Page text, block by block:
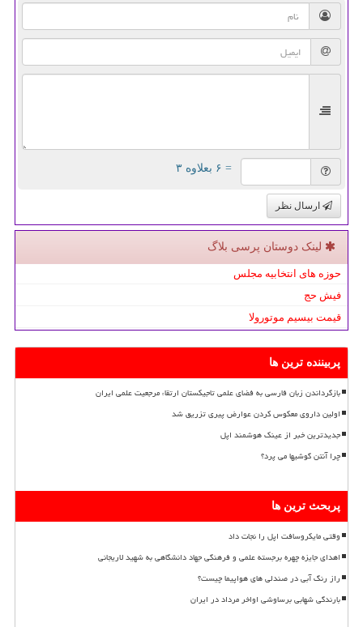
= ۶ بعلاوه ۳
ارسال نظر
لینک دوستان پرسی بلاگ
حوزه های انتخابیه مجلس
فیش حج
قیمت بیسیم موتورولا
پربیننده ترین ها
بازگرداندن زبان فارسی به فضای علمی تاجیکستان ارتقاء مرجعیت علمی ایران
اولین داروی معکوس کردن عوارض پیری تزریق شد
جدیدترین خبر از عینک هوشمند اپل
چرا آنتن گوشیها می پرد؟
پربحث ترین ها
وقتی مایکروسافت اپل را نجات داد
اهدای جایزه چهره برجسته علمی و فرهنگی جهاد دانشگاهی به شهید لاریجانی
راز رنگ آبی در صندلی های هواپیما چیست؟
بارندگی شهابی برساوشی اواخر مرداد در ایران